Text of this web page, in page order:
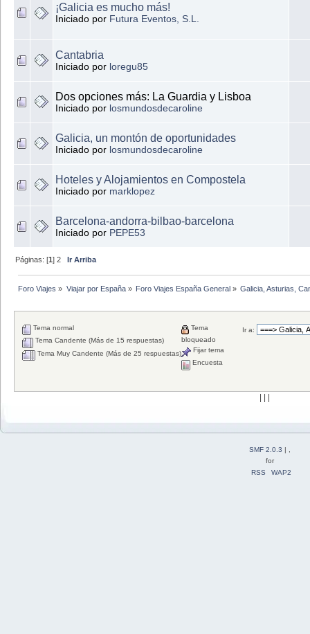
¡Galicia es mucho más!
Iniciado por Futura Eventos, S.L.
Cantabria
Iniciado por loregu85
Dos opciones más: La Guardia y Lisboa
Iniciado por losmundosdecaroline
Galicia, un montón de oportunidades
Iniciado por losmundosdecaroline
Hoteles y Alojamientos en Compostela
Iniciado por marklopez
Barcelona-andorra-bilbao-barcelona
Iniciado por PEPE53
Páginas: [1] 2Ir Arriba
Foro Viajes » Viajar por España» Foro Viajes España General» Galicia, Asturias,
Ir a:
Tema normal
Tema Candente (Más de 15 respuestas)
Tema Muy Candente (Más de 25 respuestas)
Tema
bloqueado
Fijar tema
Encuesta
| | |
SMF 2.0.3 | ,
for
RSS
WAP2